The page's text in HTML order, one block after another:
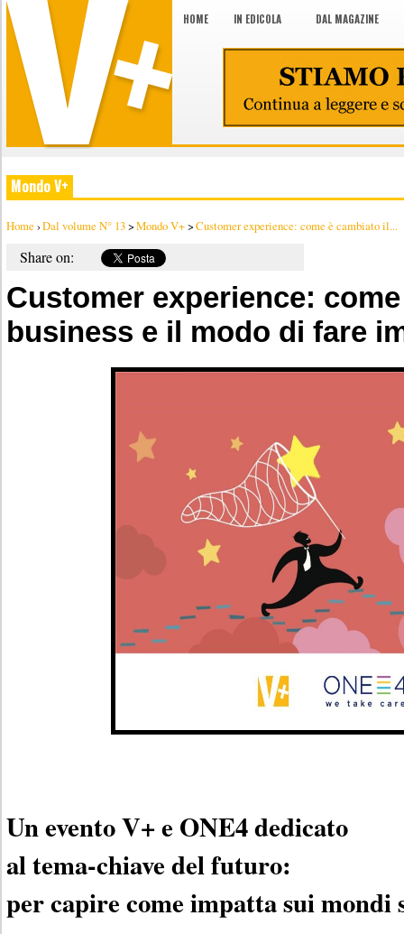
HOME IN EDICOLA DAL MAGAZINE
Mondo V+
Home ›Dal volume N° 13>Mondo V+>Customer experience: come è cambiato il...
Share on:
Customer experience:
business e il modo di fare
Un evento V+ e ONE4 dedicato
al tema-chiave del futuro:
per capire come impatta sui mondi